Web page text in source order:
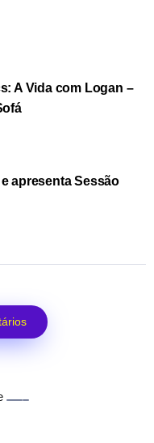
A Vida com Logan –
apresenta Sessão